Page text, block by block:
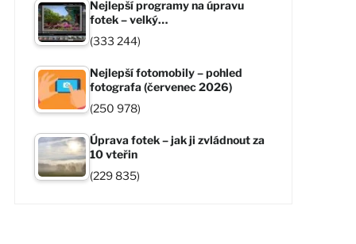
Nejlepší programy na úpravu
fotek – velký…
(333 244)
Nejlepší fotomobily – pohled
fotografa (červenec 2026)
(250 978)
Úprava fotek – jak ji zvládnout za
10 vteřin
(229 835)